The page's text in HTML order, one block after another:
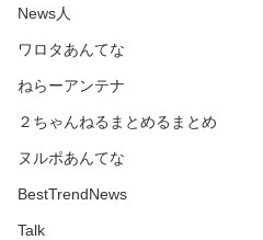
News人
ワロタあんてな
ねらーアンテナ
２ちゃんねるまとめるまとめ
ヌルポあんてな
BestTrendNews
Talk